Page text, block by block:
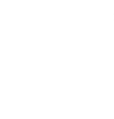
能是使用越南